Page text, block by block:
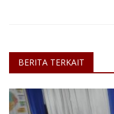
BERITA TERKAIT